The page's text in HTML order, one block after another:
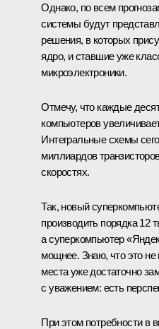
Однако, по всем
системы будут
решения, в которых
ядро, и ставшие уже
микроэлектроники.
Отмечу, что каждые
компьютеров
Интегральные схемы
миллиардов
скоростях.
Так, новый
производить порядка 12
а суперкомпьютер
мощнее. Знаю, что это не
места уже достаточно
с уважением: есть
При этом потребности в